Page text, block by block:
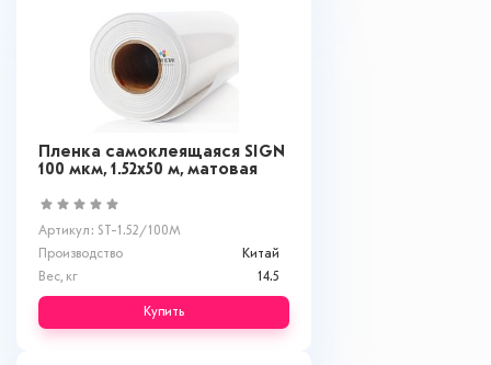
Пленка самоклеящаяся SIGN
100 мкм, 1.52x50 м, матовая
Артикул: ST-1.52/100M
Производство
Китай
Вес, кг
14.5
Купить